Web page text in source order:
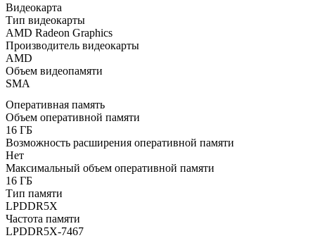
Видеокарта
Тип видеокарты
AMD Radeon Graphics
Производитель видеокарты
AMD
Объем видеопамяти
SMA
Оперативная память
Объем оперативной памяти
16 ГБ
Возможность расширения оперативной памяти
Нет
Максимальный объем оперативной памяти
16 ГБ
Тип памяти
LPDDR5X
Частота памяти
LPDDR5X-7467